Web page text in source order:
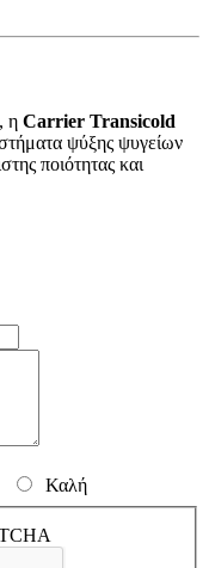
η Carrier Transicold
ψύξης ψυγείων
ποιότητας και
Καλή